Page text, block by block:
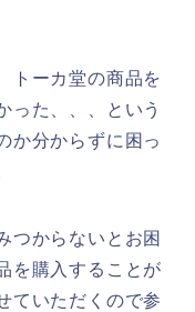
トーカ堂の商品を
った、、、という
か分からずに困っ
つからないとお困
を購入することが
ていただくので参